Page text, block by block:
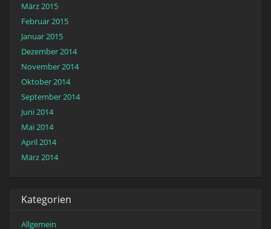
März 2015
Februar 2015
Januar 2015
Dezember 2014
November 2014
Oktober 2014
September 2014
Juni 2014
Mai 2014
April 2014
März 2014
Kategorien
Allgemein